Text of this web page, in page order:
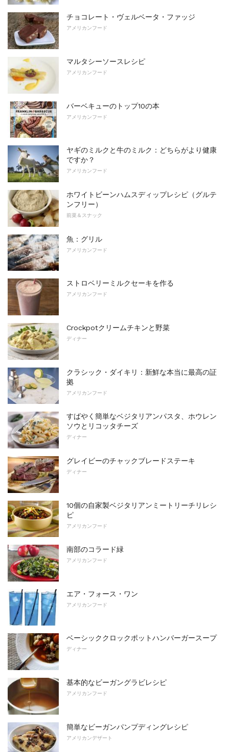
チョコレート・ヴェルベータ・ファッジ
アメリカンフード
マルタシーソースレシピ
アメリカンフード
バーベキューのトップ10の本
アメリカンフード
ヤギのミルクと牛のミルク：どちらがより健康
ですか？
アメリカンフード
ホワイトビーンハムスディップレシピ（グルテ
ンフリー）
前菜＆スナック
魚：グリル
アメリカンフード
ストロベリーミルクセーキを作る
アメリカンフード
Crockpotクリームチキンと野菜
ディナー
クラシック・ダイキリ：新鮮な本当に最高の証
拠
アメリカンフード
すばやく簡単なベジタリアンパスタ、ホウレン
ソウとリコッタチーズ
ディナー
グレイビーのチャックブレードステーキ
ディナー
10個の自家製ベジタリアンミートリーチリレシ
ピ
アメリカンフード
南部のコラード緑
アメリカンフード
エア・フォース・ワン
アメリカンフード
ベーシッククロックポットハンバーガースープ
ディナー
基本的なビーガングラビレシピ
アメリカンフード
簡単なビーガンパンプディングレシピ
アメリカンデザート